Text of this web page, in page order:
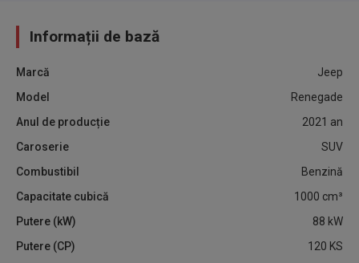
Informații de bază
Marcă
Jeep
Model
Renegade
Anul de producție
2021 an
Caroserie
SUV
Combustibil
Benzină
Capacitate cubică
1000 cm³
Putere (kW)
88 kW
Putere (CP)
120 KS